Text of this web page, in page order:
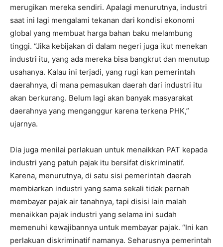
merugikan mereka sendiri. Apalagi menurutnya, industri
saat ini lagi mengalami tekanan dari kondisi ekonomi
global yang membuat harga bahan baku melambung
tinggi. “Jika kebijakan di dalam negeri juga ikut menekan
industri itu, yang ada mereka bisa bangkrut dan menutup
usahanya. Kalau ini terjadi, yang rugi kan pemerintah
daerahnya, di mana pemasukan daerah dari industri itu
akan berkurang. Belum lagi akan banyak masyarakat
daerahnya yang menganggur karena terkena PHK,”
ujarnya.
Dia juga menilai perlakuan untuk menaikkan PAT kepada
industri yang patuh pajak itu bersifat diskriminatif.
Karena, menurutnya, di satu sisi pemerintah daerah
membiarkan industri yang sama sekali tidak pernah
membayar pajak air tanahnya, tapi disisi lain malah
menaikkan pajak industri yang selama ini sudah
memenuhi kewajibannya untuk membayar pajak. “Ini kan
perlakuan diskriminatif namanya. Seharusnya pemerintah